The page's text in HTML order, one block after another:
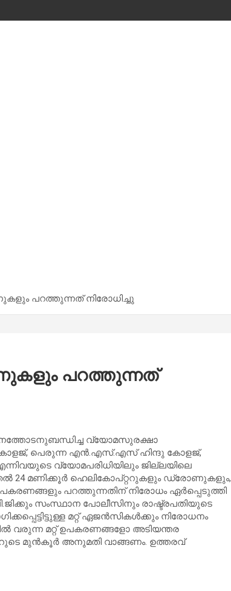
പറത്തുന്നത് നിരോധിച്ചു
പറത്തുന്നത്
വ്യോമസുരക്ഷാ
കോളജ്, പെരുന്ന എൻ.എസ്.എസ് ഹിന്ദു കോളജ്,
വ്യോമപരിധിയിലും ജില്ലയിലെ
24 മണിക്കൂർ ഹെലികോപ്റ്ററുകളും ഡ്രോണുകളും,
പറത്തുന്നതിന് നിരോധം ഏർപ്പെടുത്തി
സംസ്ഥാന പോലീസിനും രാഷ്ട്രപതിയുടെ
മറ്റ് ഏജൻസികൾക്കും നിരോധനം
വരുന്ന മറ്റ് ഉപകരണങ്ങളോ അടിയന്തര
മുൻകൂർ അനുമതി വാങ്ങണം. ഉത്തരവ്